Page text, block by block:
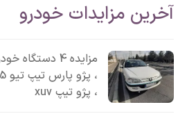
آخرین مزایدات خودرو
مزایده 4
، پژو تیپ xuv